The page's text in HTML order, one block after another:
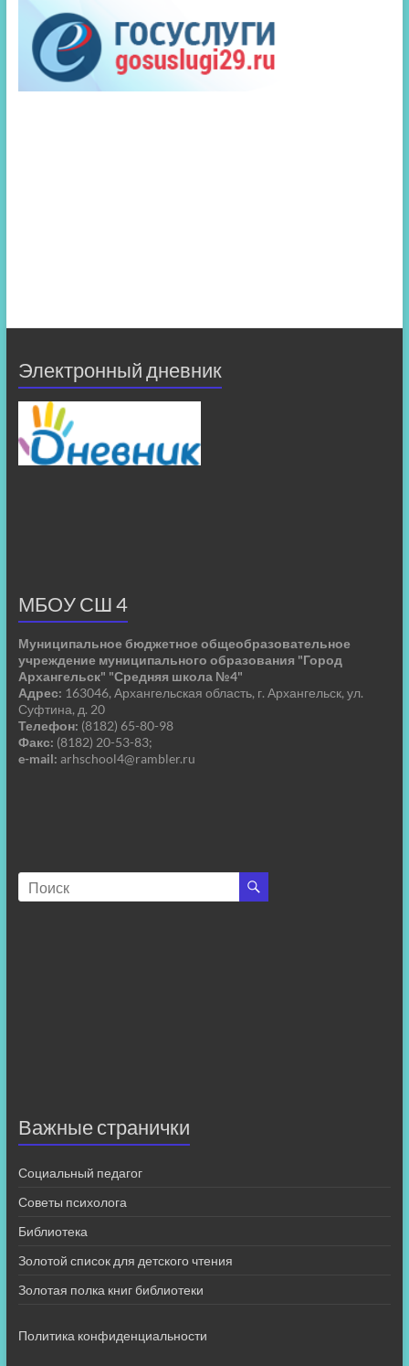
Электронный дневник
МБОУ СШ 4
Муниципальное бюджетное общеобразовательное
учреждение муниципального образования "Город
Архангельск" "Средняя школа №4"
Адрес: 163046, Архангельская область, г. Архангельск, ул.
Суфтина, д. 20
Телефон: (8182) 65-80-98
Факс: (8182) 20-53-83;
e-mail: arhschool4@rambler.ru
Важные странички
Социальный педагог
Советы психолога
Библиотека
Золотой список для детского чтения
Золотая полка книг библиотеки
Политика конфиденциальности